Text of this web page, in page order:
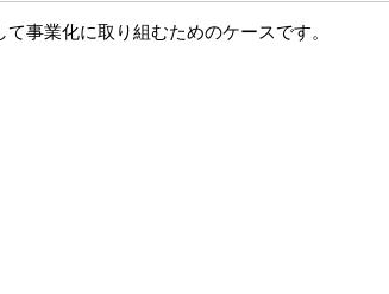
事業化に取り組むためのケースです。